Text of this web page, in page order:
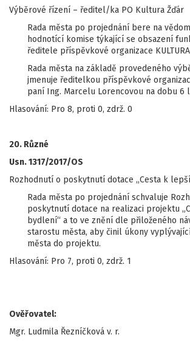
Výběrové řízení – ředitel/ka PO Kultura Žďár
Rada města po projednání bere na
hodnotící komise týkající se obsazení
ředitele příspěvkové organizace KULTURA
Rada města na základě provedeného
jmenuje ředitelkou příspěvkové
paní Ing. Marcelu Lorencovou na dobu 6
Hlasování: Pro 8, proti 0, zdrž. 0
20. Různé
Usn. 1317/2017/OS
Rozhodnutí o poskytnutí dotace „Cesta k
Rada města po projednání schvaluje
poskytnutí dotace na realizaci projektu
bydlení“ a to ve znění dle přiloženého
starostu města, aby činil úkony
města do projektu.
Hlasování: Pro 7, proti 0, zdrž. 1
Ověřovatel:
Mgr. Ludmila Řezníčková v. r.